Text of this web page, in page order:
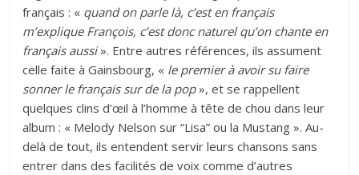
français : « quand on parle là, c’est en français
m’explique François, c’est donc naturel qu’on chante en
français aussi». Entre autres références, ils assument
celle faite à Gainsbourg, « le premier à avoir su faire
sonner le français sur de la pop », et se rappellent
quelques clins d’œil à l’homme à tête de chou dans leur
album : « Melody Nelson sur “Lisa” ou la Mustang ». Au-
delà de tout, ils entendent servir leurs chansons sans
entrer dans des facilités de voix comme d’autres